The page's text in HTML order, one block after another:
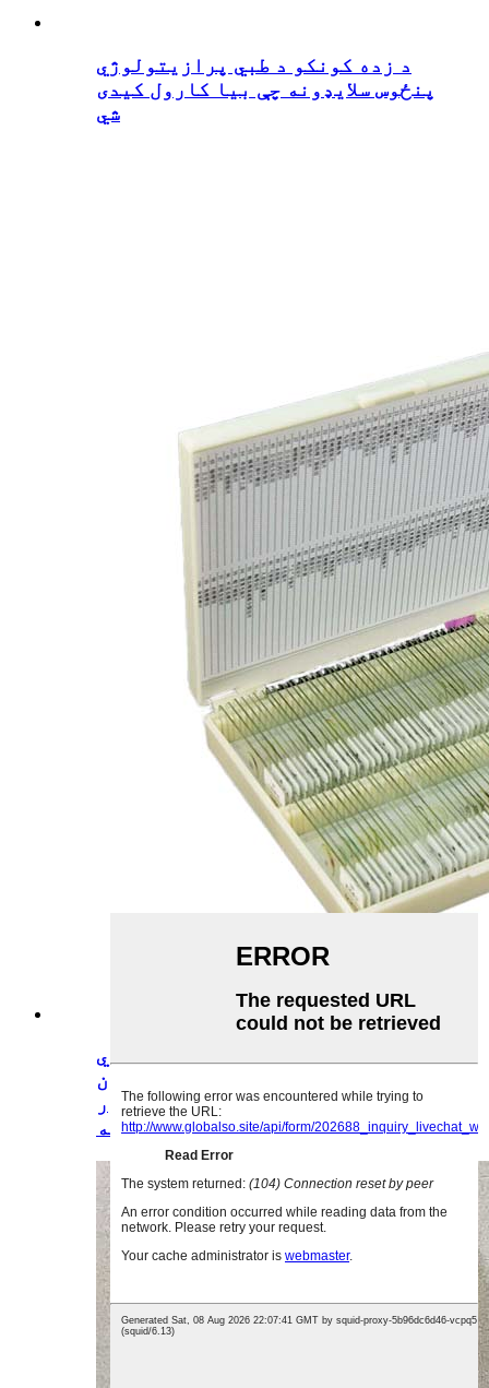
د زده کونکو د طبي پرازیتولوژي
پنځوس سلایډونه چې بیا کارول کیدی
شي
د پرمختللي انساني هسټوپیتولوژي
تدریس د عمده پلور، د پوهنتون
معیار، د فابریکې مستقیم پلور
سلایډونه